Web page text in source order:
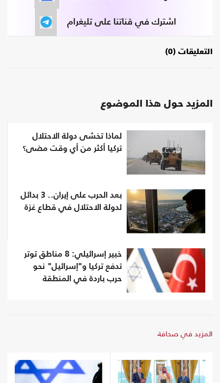
اشترك في قناتنا على تليغرام
التعليقات (0)
المزيد حول هذا الموضوع
لماذا تخشى دولة الاحتلال
تركيا أكثر من أي وقت مضى؟
بعد الحرب على إيران.. 3 بدائل
لدولة الاحتلال في قطاع غزة
خبير إسرائيلي: 8 مناطق توتر
تدفع تركيا و"إسرائيل" نحو
حرب باردة في المنطقة
المزيد في صحافة